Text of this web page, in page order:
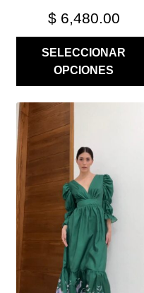
$6,480.00
SELECCIONAR
OPCIONES
ESTE
PRODUCTO
TIENE
MÚLTIPLES
VARIANTES.
LAS
OPCIONES
PUEDEN
ELEGIR